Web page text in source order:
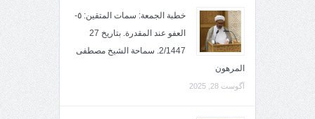
خطبة الجمعة: سمات المتقين: ٥-
العفو عند المقدرة. بتاريخ 27
2/1447. سماحة الشيخ مصطفى
المرهون
آگوست 28, 2025